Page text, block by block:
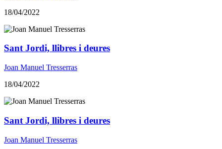
18/04/2022
Sant Jordi, llibres i deures
Joan Manuel Tresserras
18/04/2022
Sant Jordi, llibres i deures
Joan Manuel Tresserras